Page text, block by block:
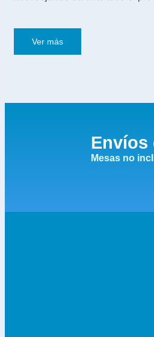
Ver más
Envíos
Mesas no